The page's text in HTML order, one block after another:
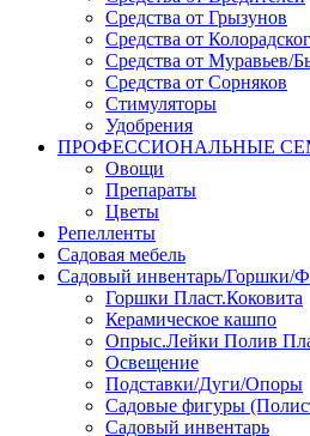
Средства от Грызунов
Средства от
Средства от Муравьев/
Средства от Сорняков
Стимуляторы
Удобрения
ПРОФЕССИОНАЛЬНЫЕ
Овощи
Препараты
Цветы
Репелленты
Садовая мебель
Садовый инвентарь/Горшки/
Горшки Пласт.Коковита
Керамическое кашпо
Опрыс.Лейки Полив
Освещение
Подставки/Дуги/Опоры
Садовые фигуры
Садовый инвентарь